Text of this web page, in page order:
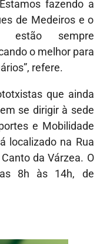
fazendo a
de Medeiros e o
estão sempre
o melhor para
refere.
que ainda
se dirigir à sede
e Mobilidade
localizado na Rua
da Várzea. O
8h às 14h, de